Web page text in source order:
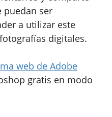
puedan ser
a utilizar este
digitales.
web de Adobe
gratis en modo